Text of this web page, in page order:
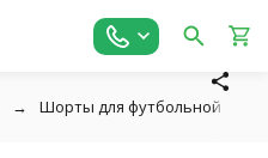
Шорты для футбольной